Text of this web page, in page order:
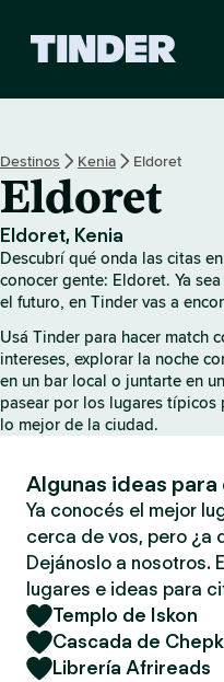
o
i
n
d
r
Destinos Kenia Eldoret
Eldoret
Eldoret, Kenia
Descubrí qué onda las citas
conocer gente: Eldoret. Ya
el futuro, en Tinder vas a
Usá Tinder para hacer match
intereses, explorar la noche
en un bar local o juntarte en
pasear por los lugares típicos
lo mejor de la ciudad.
Algunas ideas
Ya conocés el mejor
cerca de vos, pero ¿a
Dejánoslo a nosotros.
lugares e ideas para
Templo de Iskon
Cascada de
Librería Afrireads